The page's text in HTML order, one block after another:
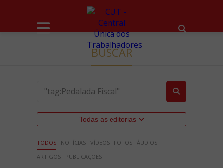
BUSCAR
Todas as editorias
TODOS NOTÍCIAS VÍDEOS FOTOS ÁUDIOS
ARTIGOS
PUBLICAÇÕES